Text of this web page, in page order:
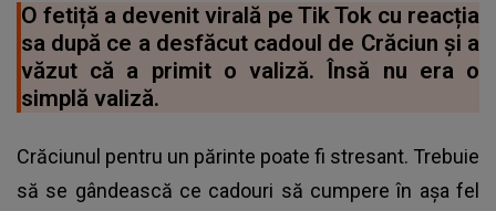
O fetiță a devenit virală pe Tik Tok cu reacția
sa după ce a desfăcut cadoul de Crăciun și a
văzut că a primit o valiză. Însă nu era o
simplă valiză.
Crăciunul pentru un părinte poate fi stresant. Trebuie
să se gândească ce cadouri să cumpere în așa fel